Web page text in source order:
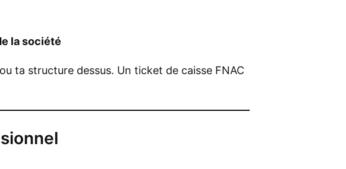
la société
ta structure dessus. Un ticket de caisse FNAC